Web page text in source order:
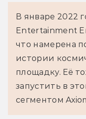
В январе 2022
Entertainment
что намерена
истории
площадку. Её
запустить в
сегментом